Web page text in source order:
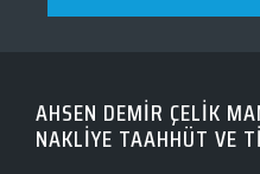
AHSEN DEMİR ÇELİK
NAKLİYE TAAHHÜT VE